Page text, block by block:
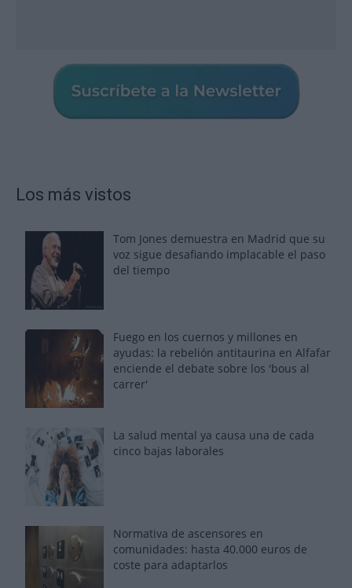
Los más vistos
Tom Jones demuestra en Madrid que su
voz sigue desafiando implacable el paso
del tiempo
Fuego en los cuernos y millones en
ayudas: la rebelión antitaurina en Alfafar
enciende el debate sobre los 'bous al
carrer'
La salud mental ya causa una de cada
cinco bajas laborales
Normativa de ascensores en
comunidades: hasta 40.000 euros de
coste para adaptarlos